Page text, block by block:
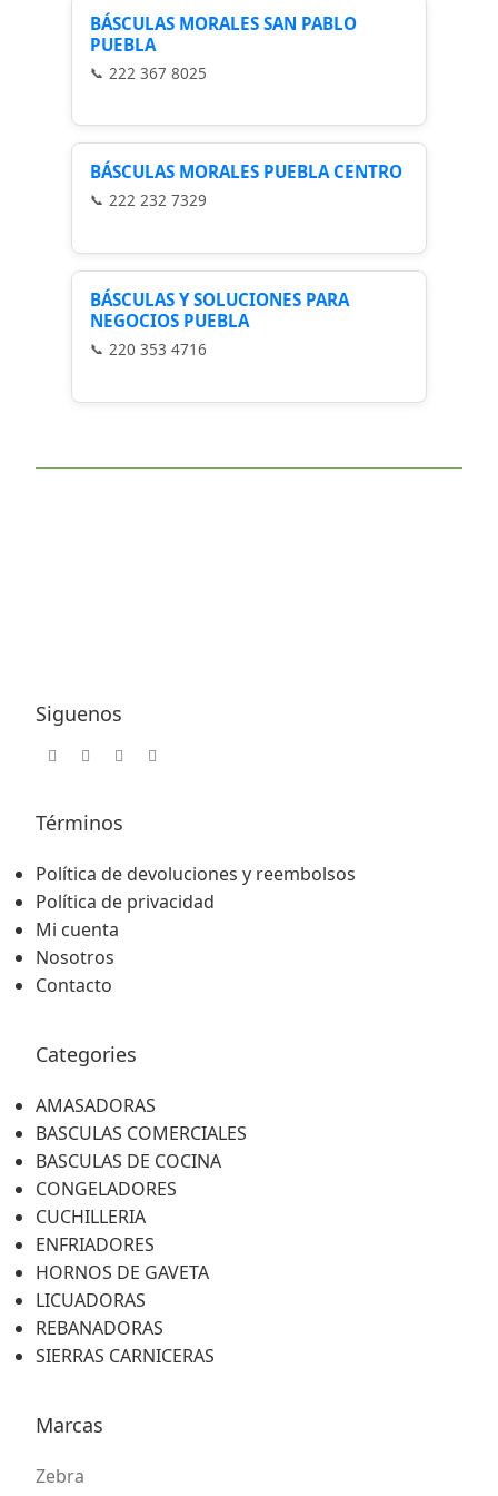
BÁSCULAS MORALES SAN PABLO
PUEBLA
222 367 8025
BÁSCULAS MORALES PUEBLA CENTRO
222 232 7329
BÁSCULAS Y SOLUCIONES PARA
NEGOCIOS PUEBLA
220 353 4716
Siguenos
Términos
Política de devoluciones y reembolsos
Política de privacidad
Mi cuenta
Nosotros
Contacto
Categories
AMASADORAS
BASCULAS COMERCIALES
BASCULAS DE COCINA
CONGELADORES
CUCHILLERIA
ENFRIADORES
HORNOS DE GAVETA
LICUADORAS
REBANADORAS
SIERRAS CARNICERAS
Marcas
Zebra